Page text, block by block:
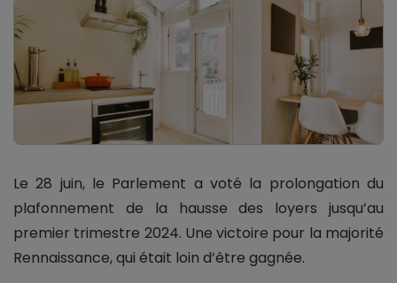
Le 28 juin, le Parlement a voté la prolongation du
plafonnement de la hausse des loyers jusqu’au
premier trimestre 2024. Une victoire pour la majorité
Rennaissance, qui était loin d’être gagnée.